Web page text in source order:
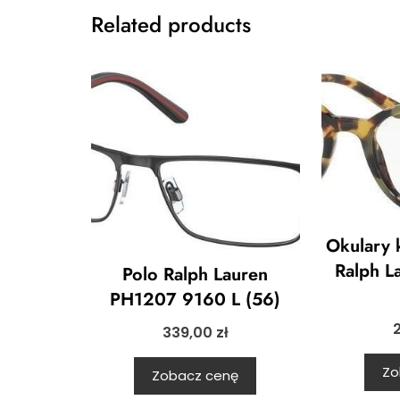
Related products
Polo Ralph Lauren
PH1207 9160 L (56)
339,00 zł
Zobacz cenę
Okulary
Ralph